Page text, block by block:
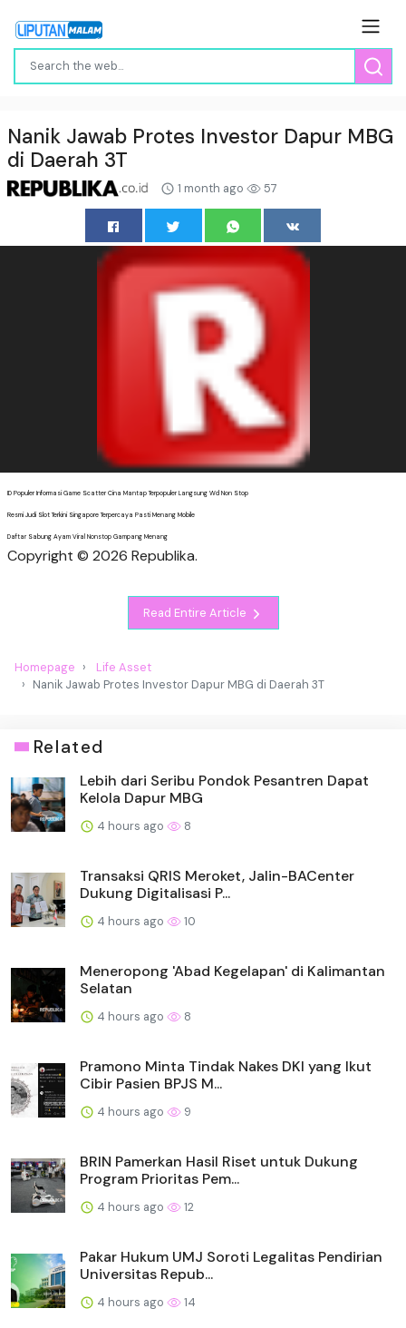
Nanik Jawab Protes Investor Dapur MBG
di Daerah 3T
1 month ago 57
ID Populer Informasi Game Scatter Cina Mantap Terpopuler Langsung Wd Non Stop
Resmi Judi Slot Terkini Singapore Terpercaya Pasti Menang Mobile
Daftar Sabung Ayam Viral Nonstop Gampang Menang
Copyright © 2026 Republika.
Read Entire Article
Homepage
Life Asset
Nanik Jawab Protes Investor Dapur MBG di Daerah 3T
Related
Lebih dari Seribu Pondok Pesantren Dapat
Kelola Dapur MBG
4 hours ago 8
Transaksi QRIS Meroket, Jalin-BACenter
Dukung Digitalisasi P...
4 hours ago 10
Meneropong 'Abad Kegelapan' di Kalimantan
Selatan
4 hours ago 8
Pramono Minta Tindak Nakes DKI yang Ikut
Cibir Pasien BPJS M...
4 hours ago 9
BRIN Pamerkan Hasil Riset untuk Dukung
Program Prioritas Pem...
4 hours ago 12
Pakar Hukum UMJ Soroti Legalitas Pendirian
Universitas Repub...
4 hours ago 14